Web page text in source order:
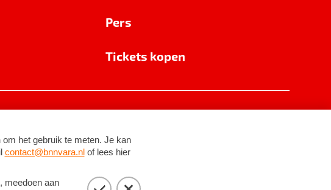
Pers
Tickets kopen